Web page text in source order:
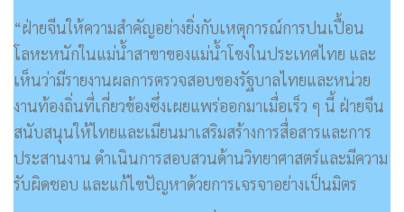
“ฝ่ายจีนให้ความสำคัญอย่างยิ่งกับเหตุการณ์การปนเปื้อน
โลหะหนักในแม่น้ำสาขาของแม่น้ำโขงในประเทศไทย และ
เห็นว่ามีรายงานผลการตรวจสอบของรัฐบาลไทยและหน่วย
งานท้องถิ่นที่เกี่ยวข้องซึ่งเผยแพร่ออกมาเมื่อเร็ว ๆ นี้ ฝ่ายจีน
สนับสนุนให้ไทยและเมียนมาเสริมสร้างการสื่อสารและการ
ประสานงาน ดำเนินการสอบสวนด้านวิทยาศาสตร์และมีความ
รับผิดชอบ และแก้ไขปัญหาด้วยการเจรจาอย่างเป็นมิตร